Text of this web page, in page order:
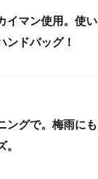
イマン使用。使い
ンドバッグ！
ングで。梅雨にも